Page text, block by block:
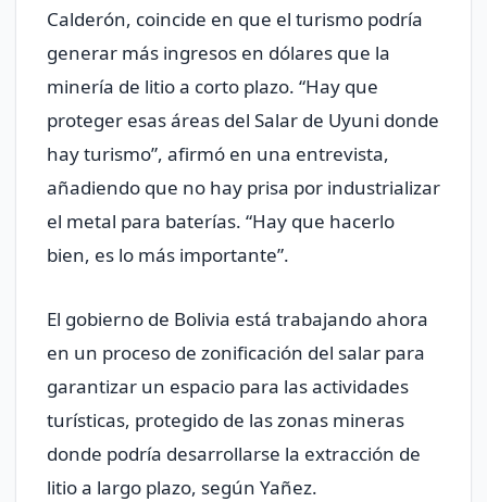
Calderón, coincide en que el turismo podría
generar más ingresos en dólares que la
minería de litio a corto plazo. “Hay que
proteger esas áreas del Salar de Uyuni donde
hay turismo”, afirmó en una entrevista,
añadiendo que no hay prisa por industrializar
el metal para baterías. “Hay que hacerlo
bien, es lo más importante”.
El gobierno de Bolivia está trabajando ahora
en un proceso de zonificación del salar para
garantizar un espacio para las actividades
turísticas, protegido de las zonas mineras
donde podría desarrollarse la extracción de
litio a largo plazo, según Yañez.